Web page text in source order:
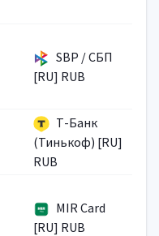
SBP / СБП
[RU] RUB
Т-Банк
(Тинькоф) [RU]
RUB
MIR Card
[RU] RUB